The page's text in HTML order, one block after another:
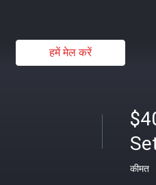
हमें मेल करें
कीमत